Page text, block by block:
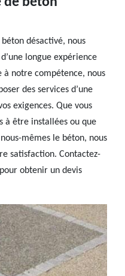
désactivé, nous
longue expérience
à notre compétence, nous
des services d’une
exigences. Que vous
à être installées ou que
mêmes le béton, nous
satisfaction. Contactez-
obtenir un devis